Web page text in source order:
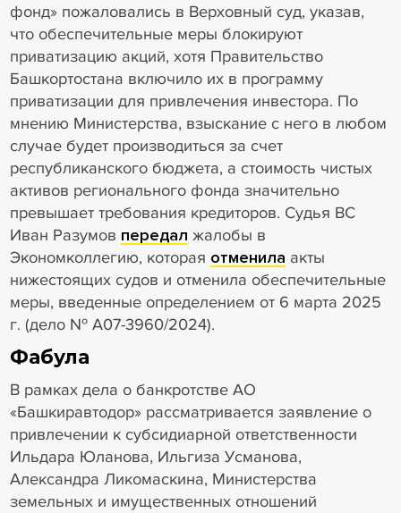
фонд» пожаловались в Верховный суд, указав,
что обеспечительные меры блокируют
приватизацию акций, хотя Правительство
Башкортостана включило их в программу
приватизации для привлечения инвестора. По
мнению Министерства, взыскание с него в любом
случае будет производиться за счет
республиканского бюджета, а стоимость чистых
активов регионального фонда значительно
превышает требования кредиторов. Судья ВС
Иван Разумов передал жалобы в
Экономколлегию, которая отменила акты
нижестоящих судов и отменила обеспечительные
меры, введенные определением от 6 марта 2025
г. (дело № А07-3960/2024).
Фабула
В рамках дела о банкротстве АО
«Башкиравтодор» рассматривается заявление о
привлечении к субсидиарной ответственности
Ильдара Юланова, Ильгиза Усманова,
Александра Ликомаскина, Министерства
земельных и имущественных отношений